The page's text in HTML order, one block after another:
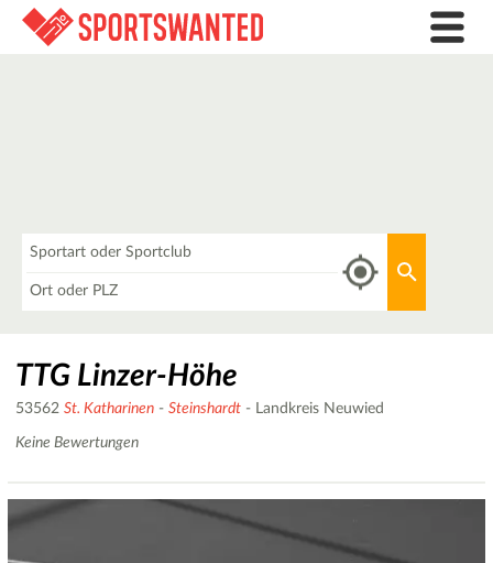
TTG Linzer-Höhe
53562 St. Katharinen - Steinshardt - Landkreis Neuwied
Keine Bewertungen